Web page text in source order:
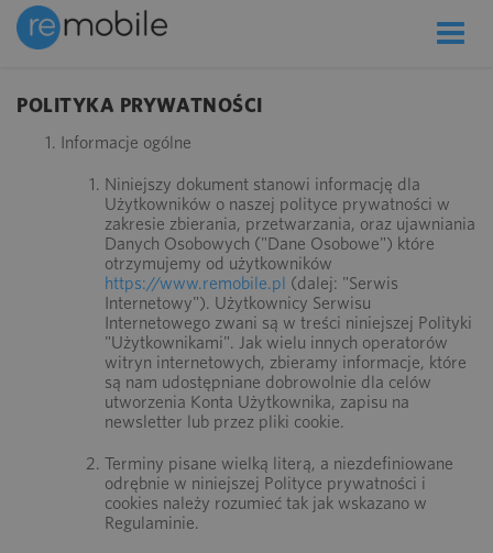
Toggle
POLITYKA PRYWATNOŚCI
Informacje ogólne
Niniejszy dokument stanowi informację dla
Użytkowników o naszej polityce prywatności w
zakresie zbierania, przetwarzania, oraz ujawniania
Danych Osobowych ("Dane Osobowe") które
otrzymujemy od użytkowników
https://www.remobile.pl (dalej: "Serwis
Internetowy"). Użytkownicy Serwisu
Internetowego zwani są w treści niniejszej Polityki
"Użytkownikami". Jak wielu innych operatorów
witryn internetowych, zbieramy informacje, które
są nam udostępniane dobrowolnie dla celów
utworzenia Konta Użytkownika, zapisu na
newsletter lub przez pliki cookie.
Terminy pisane wielką literą, a niezdefiniowane
odrębnie w niniejszej Polityce prywatności i
cookies należy rozumieć tak jak wskazano w
Regulaminie.